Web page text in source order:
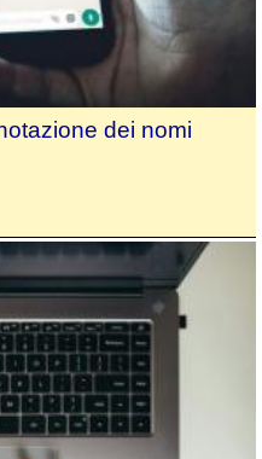
dei nomi